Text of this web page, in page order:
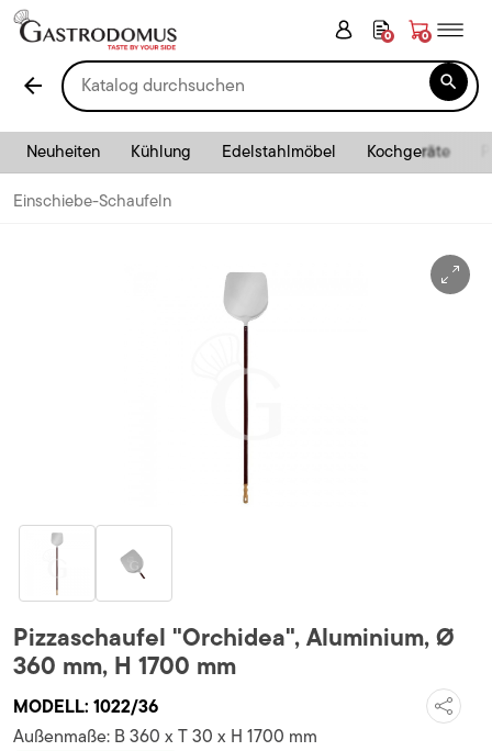
0 0
arrow_back 
Neuheiten Kühlung Edelstahlmöbel Kochgeräte
Einschiebe-Schaufeln
Pizzaschaufel "Orchidea", Aluminium, Ø
360 mm, H 1700 mm
MODELL: 1022/36
Außenmaße: B 360 x T 30 x H 1700 mm